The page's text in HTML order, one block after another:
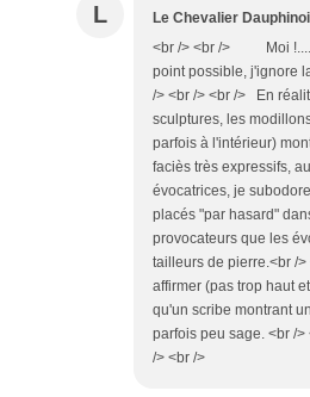
L Le Chevalier
<br /> <br /> Moi !....
point possible, j'ignore
/> <br /> <br /> En
sculptures, les
parfois à l'intérieur)
faciès très expressifs,
évocatrices, je
placés "par hasard"
provocateurs que les
tailleurs de pierre.<br /
affirmer (pas trop haut
qu'un scribe montrant
parfois peu sage. <br /
/> <br />